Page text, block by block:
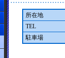
所在地
TEL
駐車場